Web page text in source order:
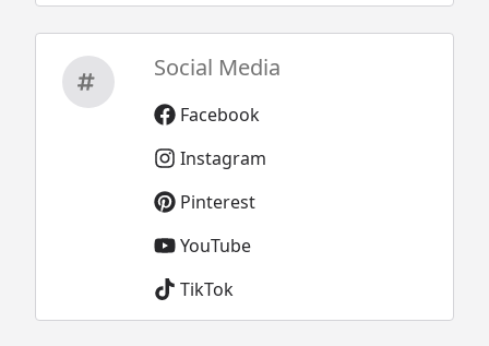
Social Media
Facebook
Instagram
Pinterest
YouTube
TikTok